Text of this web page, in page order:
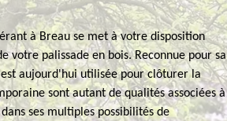
à Breau se met à votre disposition
votre palissade en bois. Reconnue pour sa
aujourd'hui utilisée pour clôturer la
sont autant de qualités associées à
ses multiples possibilités de